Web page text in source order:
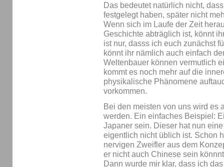
Das bedeutet natürlich nicht,
festgelegt haben, später nicht
Wenn sich im Laufe der Zeit
Geschichte abträglich ist, könnt
ist nur, dasss ich euch zunächst
könnt ihr nämlich auch einfach
Weltenbauer können vermutlich
kommt es noch mehr auf die
physikalische Phänomene
vorkommen.
Bei den meisten von uns wird es
werden. Ein einfaches Beispiel:
Japaner sein. Dieser hat nun
eigentlich nicht üblich ist. Schon
nervigen Zweifler aus dem
er nicht auch Chinese sein
Dann wurde mir klar, dass ich